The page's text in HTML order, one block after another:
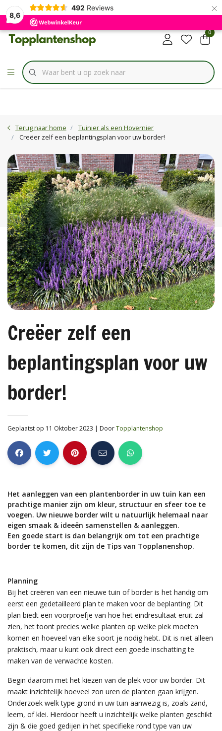
8,6
492 Reviews ×
✔Specialist inBorderbundels
0
Terug naar home
Tuinier als een Hovernier
Creëer zelf een beplantingsplan voor uw border!
Creëer zelf een
beplantingsplan voor uw
border!
Geplaatst op 11 Oktober 2023 | DoorTopplantenshop
Het aanleggen van een plantenborder in uw tuin kan een
prachtige manier zijn om kleur, structuur en sfeer toe te
voegen. Uw nieuwe border wilt u natuurlijk helemaal naar
eigen smaak & ideeën samenstellen & aanleggen.
Een goede start is dan belangrijk om tot een prachtige
border te komen, dit zijn de Tips van Topplanenshop.
Planning
Bij het creëren van een nieuwe tuin of border is het handig om
eerst een gedetailleerd plan te maken voor de beplanting. Dit
plan biedt een voorproefje van hoe het eindresultaat eruit zal
zien, het toont precies welke planten op welke plek moeten
komen en hoeveel van elke soort je nodig hebt. Dit is niet alleen
praktisch, maar u kunt ook direct een goede inschatting te
maken van de verwachte kosten.
Begin daarom met het kiezen van de plek voor uw border. Dit
maakt inzichtelijk hoeveel zon uren de planten gaan krijgen.
Onderzoek welk type grond in uw tuin aanwezig is, zoals zand,
leem, of klei. Hierdoor heeft u inzichtelijk welke planten geschikt
zijn & die goed gedijen in het specifieke rond type van uw